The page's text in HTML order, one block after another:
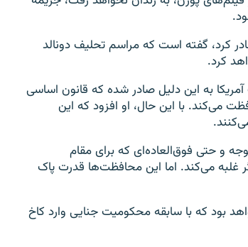
کرد، گفته است که مراسم تحلیف دونالد
به این دلیل صادر شده که قانون اساسی
می‌کند. با این حال، او افزود که این
و حتی فوق‌العاده‌ای که برای مقام
غلبه می‌کند. اما این محافظت‌ها قدرت پاک
بود که با سابقه محکومیت جنایی وارد کاخ